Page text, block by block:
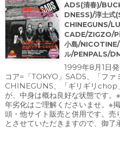
ADS(清春)/
DNESS)/淳士
CHINEGUNS/
CADE/ZIGZO/
小島/
ル/PENPALS/
1999年8月1日
コア=「TOKYO」SADS、「フ
CHINEGUNS、「ギリギリchop
が、中身は概ね良好な状態です。
年劣化はご理解くださいませ。※
頭・他サイト販売と併用です。売
とさせていただきますので、御了